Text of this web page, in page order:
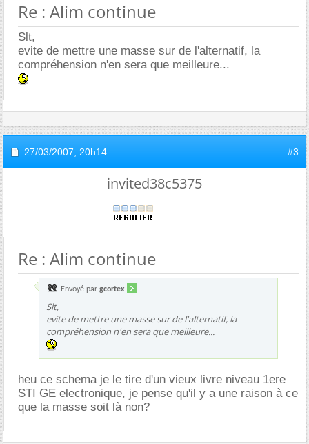
Re : Alim continue
Slt,
evite de mettre une masse sur de l'alternatif, la
compréhension n'en sera que meilleure...
27/03/2007, 20h14 #3
invited38c5375
Re : Alim continue
Envoyé par gcortex
Slt,
evite de mettre une masse sur de l'alternatif, la
compréhension n'en sera que meilleure...
heu ce schema je le tire d'un vieux livre niveau 1ere
STI GE electronique, je pense qu'il y a une raison à ce
que la masse soit là non?